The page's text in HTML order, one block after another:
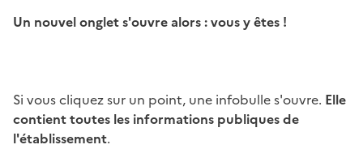
Un nouvel onglet s'ouvre alors : vous y êtes !
Si vous cliquez sur un point, une infobulle s'ouvre. Elle
contient toutes les informations publiques de
l'établissement.